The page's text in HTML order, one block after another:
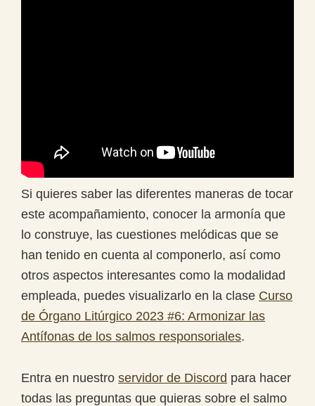
Si quieres saber las diferentes maneras de tocar
este acompañamiento, conocer la armonía que
lo construye, las cuestiones melódicas que se
han tenido en cuenta al componerlo, así como
otros aspectos interesantes como la modalidad
empleada, puedes visualizarlo en la clase Curso
de Órgano Litúrgico 2023 #6: Armonizar las
Antífonas de los salmos responsoriales.
Entra en nuestro servidor de Discord para hacer
todas las preguntas que quieras sobre el salmo